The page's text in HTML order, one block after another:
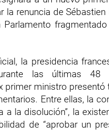
la renuncia de
la presidencia
las últimas 48
primer ministro
Entre ellas, la
a la disolución”, la
de “aprobar un